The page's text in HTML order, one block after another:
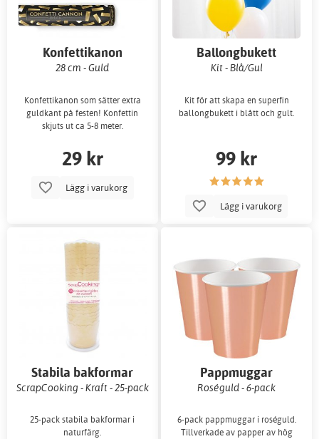
Konfettikanon
28 cm - Guld
Konfettikanon som sätter extra
guldkant på festen! Konfettin
skjuts ut ca 5-8 meter.
29 kr
Lägg i varukorg
Ballongbukett
Kit - Blå/Gul
Kit för att skapa en superfin
ballongbukett i blått och gult.
99 kr
Lägg i varukorg
Stabila bakformar
ScrapCooking - Kraft - 25-pack
25-pack stabila bakformar i
naturfärg.
Pappmuggar
Roséguld - 6-pack
6-pack pappmuggar i roséguld.
Tillverkade av papper av hög